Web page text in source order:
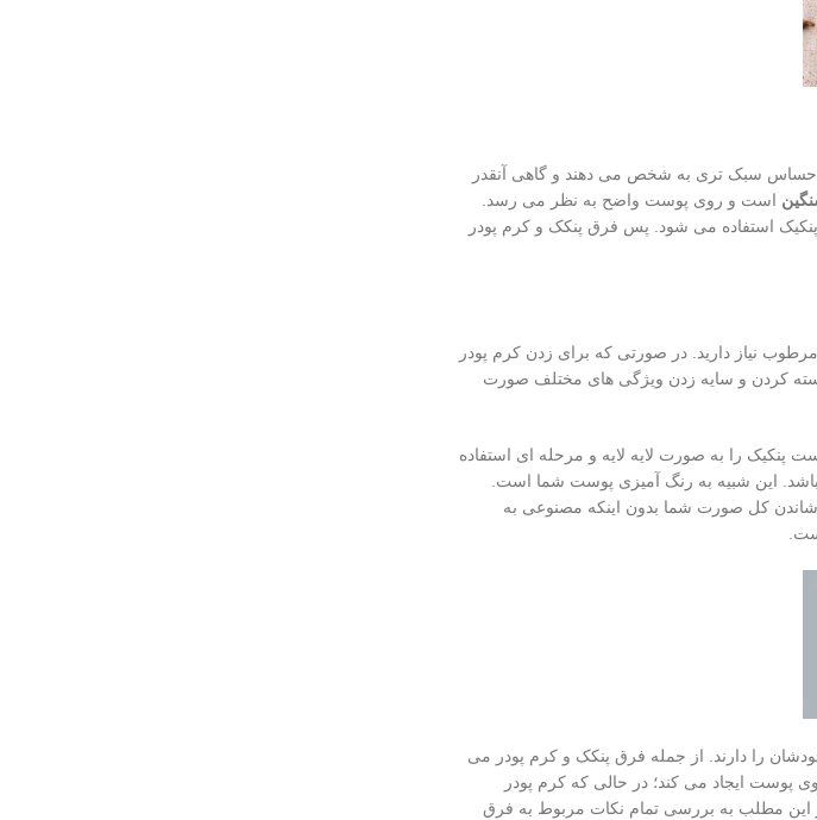
احساس سبک ‌تری به شخص می دهند و گاهی آنقدر
است و روی پوست واضح به نظر می رسد.
پنکیک استفاده می شود. پس فرق پنکک و کرم پودر
نیاز دارید. در صورتی که برای زدن کرم پودر
کردن و سایه زدن ویژگی های مختلف صورت
پنکیک را به صورت لایه لایه و مرحله ای استفاده
باشد. این شبیه به رنگ آمیزی پوست شما است.
کل صورت شما بدون اینکه مصنوعی به
را دارند. از جمله فرق پنکک و کرم پودر می
ایجاد می کند؛ در حالی که کرم پودر
این مطلب به بررسی تمام نکات مربوط به فرق